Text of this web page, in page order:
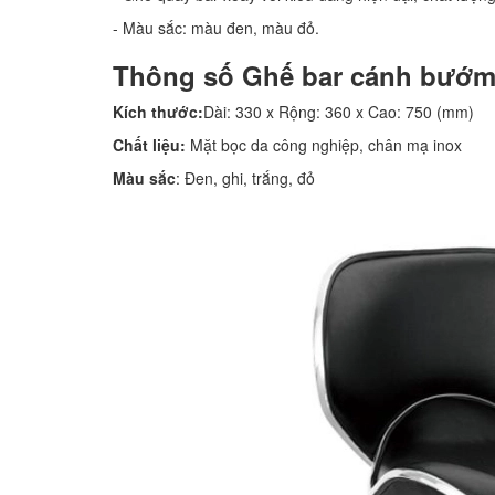
- Màu sắc: màu đen, màu đỏ.
Thông số Ghế bar cánh bướm
Kích thước:Dài: 330 x Rộng: 360 x Cao: 750 (mm)
Chất liệu: Mặt bọc da công nghiệp, chân mạ inox
Màu sắc: Đen, ghi, trắng, đỏ